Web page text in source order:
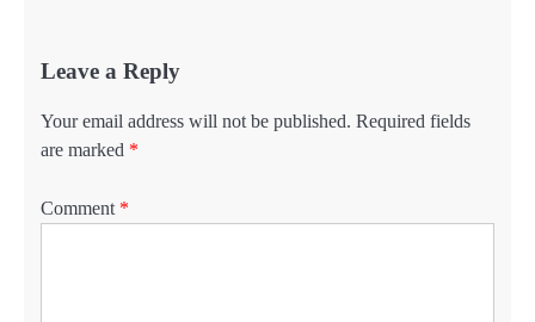
Leave a Reply
Your email address will not be published. Required fields
are marked *
Comment *